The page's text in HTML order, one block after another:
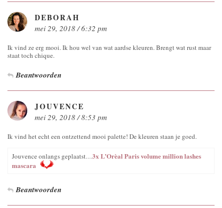
DEBORAH
mei 29, 2018 / 6:32 pm
Ik vind ze erg mooi. Ik hou wel van wat aardse kleuren. Brengt wat rust maar
staat toch chique.
Beantwoorden
JOUVENCE
mei 29, 2018 / 8:53 pm
Ik vind het echt een ontzettend mooi palette! De kleuren staan je goed.
Jouvence onlangs geplaatst…3x L’Orèal Paris volume million lashes
mascara
Beantwoorden